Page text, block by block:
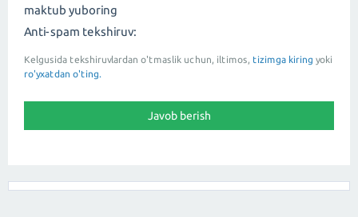
maktub yuboring
Anti-spam tekshiruv:
Kelgusida tekshiruvlardan o'tmaslik uchun, iltimos, tizimga kiring yoki
ro'yxatdan o'ting.